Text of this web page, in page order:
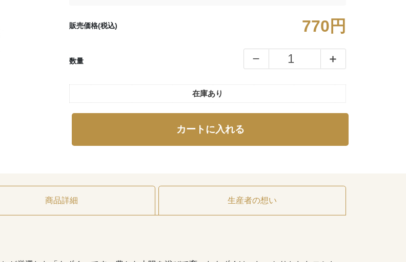
販売価格(税込) 770円
数量
在庫あり
カートに入れる
商品詳細 生産者の想い